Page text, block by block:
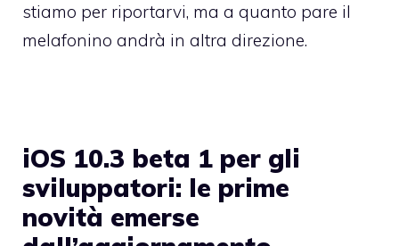
stiamo per riportarvi, ma a quanto pare il
melafonino andrà in altra direzione.
iOS 10.3 beta 1 per gli
sviluppatori: le prime
novità emerse